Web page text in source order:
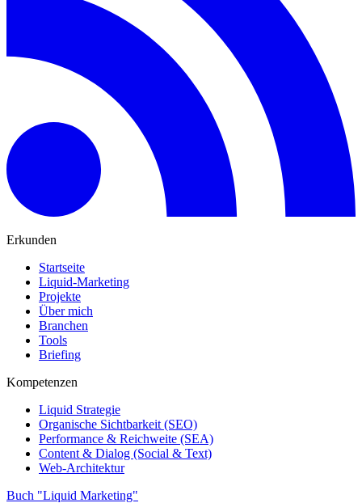
Erkunden
Startseite
Liquid-Marketing
Projekte
Über mich
Branchen
Tools
Briefing
Kompetenzen
Liquid Strategie
Organische Sichtbarkeit (SEO)
Performance & Reichweite (SEA)
Content & Dialog (Social & Text)
Web-Architektur
Buch "Liquid Marketing"